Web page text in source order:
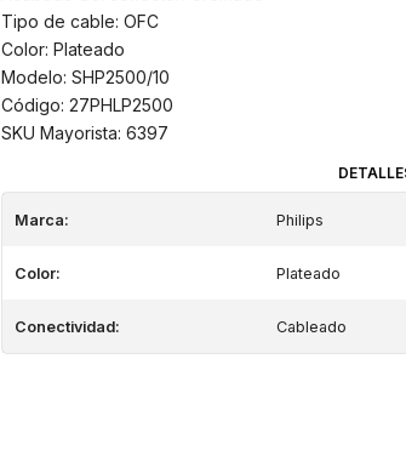
Tipo de cable: OFC
Color: Plateado
Modelo: SHP2500/10
Código: 27PHLP2500
SKU Mayorista: 6397
Marca: Philips
Color: Plateado
Conectividad: Cableado